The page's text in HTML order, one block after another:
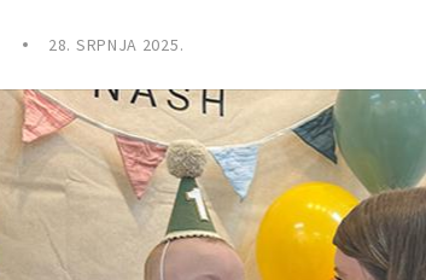
28. SRPNJA 2025.